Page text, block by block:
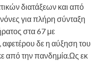
διατάξεων και από
για πλήρη σύνταξη
στα 67 με
αφετέρου δε η αύξηση του
από την πανδημία.Ως εκ